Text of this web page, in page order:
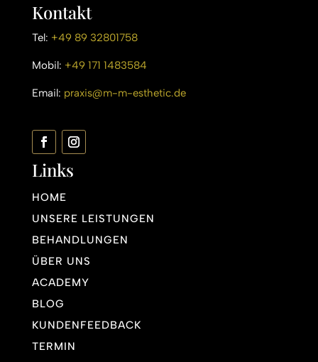
Kontakt
Tel: +49 89 32801758
Mobil: +49 171 1483584
Email: praxis@m-m-esthetic.de
Links
HOME
UNSERE LEISTUNGEN
BEHANDLUNGEN
ÜBER UNS
ACADEMY
BLOG
KUNDENFEEDBACK
TERMIN